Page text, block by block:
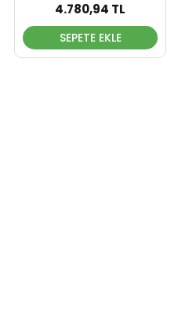
4.780,94 TL
SEPETE EKLE